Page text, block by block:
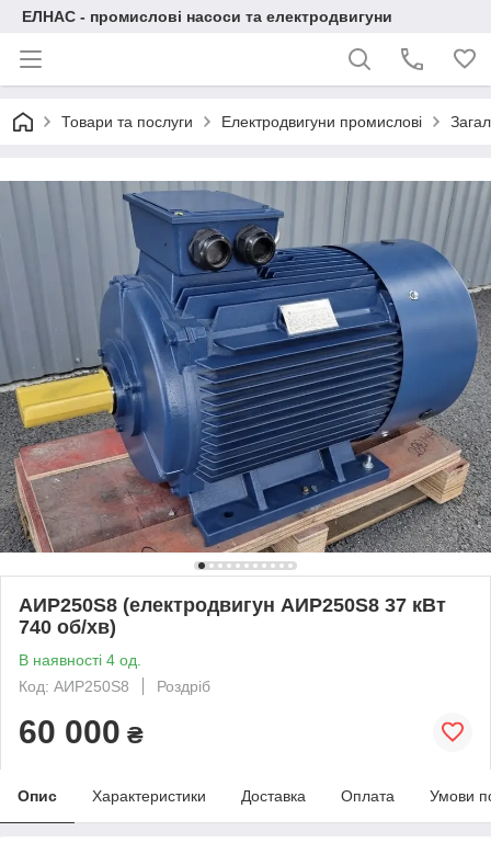
ЕЛНАС - промислові насоси та електродвигуни
Товари та послуги Електродвигуни промислові
АИР250S8 (електродвигун АИР250S8 37 кВт
740 об/хв)
В наявності 4 од.
Код: АИР250S8
Роздріб
60 000 ₴
Опис Характеристики Доставка Оплата Умови